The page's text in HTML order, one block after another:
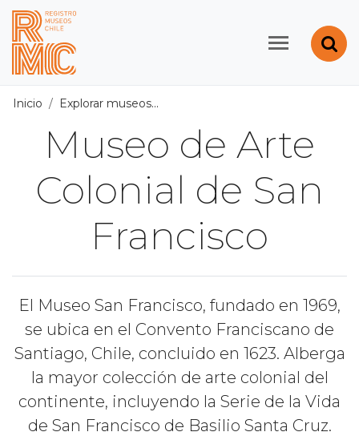
Contenido principal
Registro de Museos
Inicio Explorar museos
Museo de Arte
Colonial de San
Francisco
El Museo San Francisco, fundado en 1969,
se ubica en el Convento Franciscano de
Santiago, Chile, concluido en 1623. Alberga
la mayor colección de arte colonial del
continente, incluyendo la Serie de la Vida
de San Francisco de Basilio Santa Cruz.